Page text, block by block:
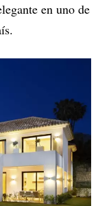
en uno de